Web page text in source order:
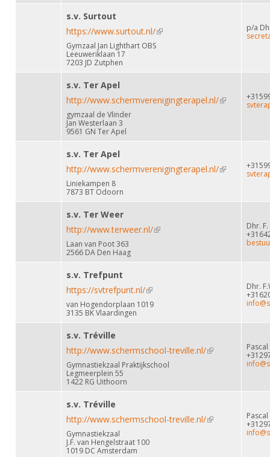
s.v. Surtout
https://www.surtout.nl/(link is external)
Gymzaal Jan Lighthart OBS
Leeuweriklaan 17
7203 JD Zutphen
p/a
s.v. Ter Apel
http://www.schermverenigingterapel.nl/(link is
gymzaal de Vlinder
Jan Westerlaan 3
9561 GN Ter Apel
s.v. Ter Apel
http://www.schermverenigingterapel.nl/(link is
Liniekampen 8
7873 BT Odoorn
s.v. Ter Weer
http://www.terweer.nl/(link is external)
Laan van Poot 363
2566 DA Den Haag
Dhr.
s.v. Trefpunt
https://svtrefpunt.nl/(link is external)
van Hogendorplaan 1019
3135 BK Vlaardingen
Dhr.
s.v. Tréville
http://www.schermschool-treville.nl/(link is external)
Gymnastiekzaal Praktijkschool
Legmeerplein 55
1422 RG Uithoorn
s.v. Tréville
http://www.schermschool-treville.nl/(link is external)
Gymnastiekzaal
J.F. van Hengelstraat 100
1019 DC Amsterdam